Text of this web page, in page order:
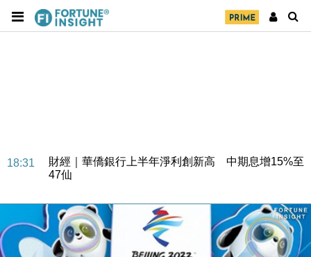
18:31
財經｜華僑銀行上半年淨利創新高 中期息增15%至
47仙
及消費表現
16:47
本地｜假冒內地執法人員要求交「保證金」 43歲女子
損失近6900萬元